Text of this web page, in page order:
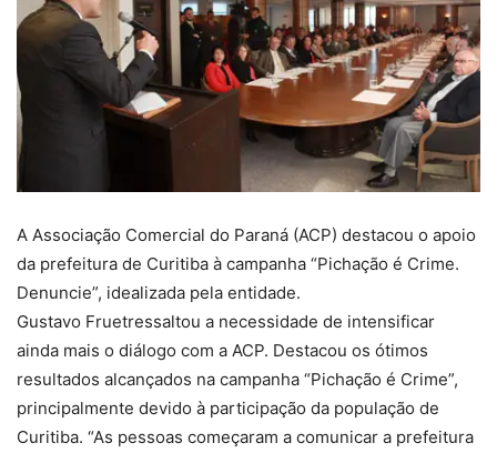
A Associação Comercial do Paraná (ACP) destacou o apoio
da prefeitura de Curitiba à campanha “Pichação é Crime.
Denuncie”, idealizada pela entidade.
Gustavo Fruetressaltou a necessidade de intensificar
ainda mais o diálogo com a ACP. Destacou os ótimos
resultados alcançados na campanha “Pichação é Crime”,
principalmente devido à participação da população de
Curitiba. “As pessoas começaram a comunicar a prefeitura